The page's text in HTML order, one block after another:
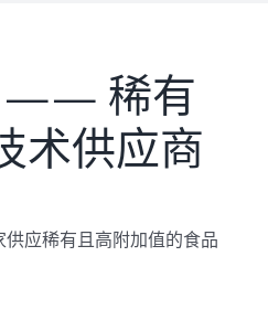
—— 稀有
术供应商
供应稀有且高附加值的食品